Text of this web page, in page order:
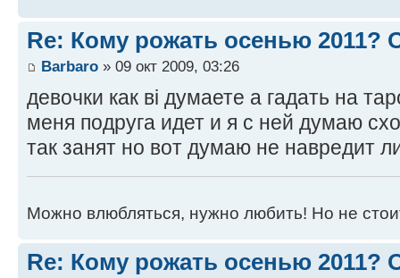
Re: Кому рожать осенью 2011?
Barbaro » 09 окт 2009, 03:26
девочки как ві думаете а гадать на
меня подруга идет и я с ней думаю
так занят но вот думаю не навредит
Можно влюбляться, нужно любить! Но не
Re: Кому рожать осенью 2011?